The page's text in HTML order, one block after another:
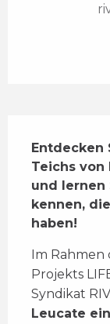
Entdecken
Teichs von
und lernen
kennen,
haben!
Im Rahmen
Projekts
Syndikat
Leucate